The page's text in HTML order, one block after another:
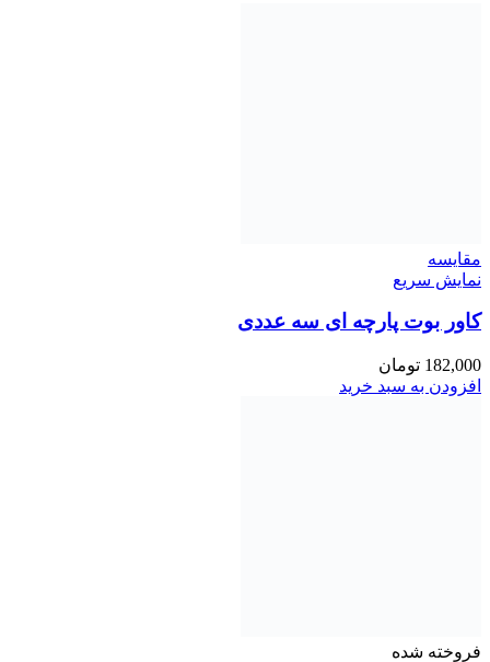
مقايسه
نمایش سریع
کاور بوت پارچه ای سه عددی
182,000 تومان
افزودن به سبد خرید
فروخته شده